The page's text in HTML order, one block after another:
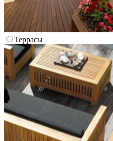
Террасы